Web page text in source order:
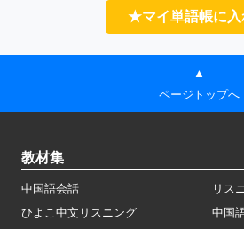
★マイ単語帳に入
▲
ページトップへ
教材集
中国語会話
リス
ひよこ中文リスニング
中国